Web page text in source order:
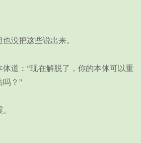
没把这些说出来。
道：“现在解脱了，你的本体可以重
吗？”